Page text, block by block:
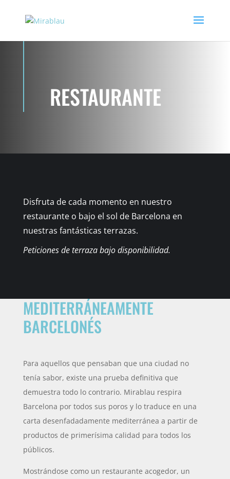
RESTAURANTE
Disfruta de cada momento en nuestro
restaurante o bajo el sol de Barcelona en
nuestras fantásticas terrazas.
Peticiones de terraza bajo disponibilidad.
MEDITERRÁNEAMENTE
BARCELONÉS
Para aquellos que pensaban que una ciudad no
tenía sabor, existe una prueba definitiva que
demuestra todo lo contrario. Mirablau respira
Barcelona por todos sus poros y lo traduce en una
carta desenfadadamente mediterránea a partir de
productos de primerísima calidad para todos los
públicos.
Mostrándose como un restaurante acogedor, un